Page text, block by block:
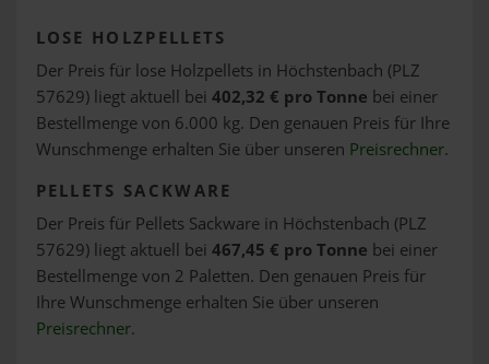
LOSE HOLZPELLETS
Der Preis für lose Holzpellets in Höchstenbach (PLZ
57629) liegt aktuell bei 402,32 € pro Tonne bei einer
Bestellmenge von 6.000 kg. Den genauen Preis für Ihre
Wunschmenge erhalten Sie über unseren Preisrechner.
PELLETS SACKWARE
Der Preis für Pellets Sackware in Höchstenbach (PLZ
57629) liegt aktuell bei 467,45 € pro Tonne bei einer
Bestellmenge von 2 Paletten. Den genauen Preis für
Ihre Wunschmenge erhalten Sie über unseren
Preisrechner.